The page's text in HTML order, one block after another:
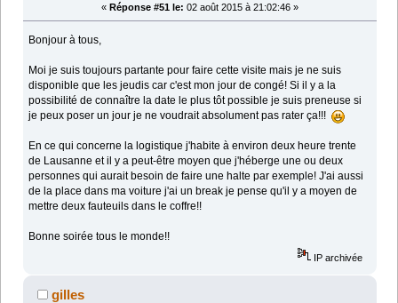
« Réponse #51 le: 02 août 2015 à 21:02:46 »
Bonjour à tous,
Moi je suis toujours partante pour faire cette visite mais je ne suis
disponible que les jeudis car c'est mon jour de congé! Si il y a la
possibilité de connaître la date le plus tôt possible je suis preneuse si
je peux poser un jour je ne voudrait absolument pas rater ça!!!
En ce qui concerne la logistique j'habite à environ deux heure trente
de Lausanne et il y a peut-être moyen que j'héberge une ou deux
personnes qui aurait besoin de faire une halte par exemple! J'ai aussi
de la place dans ma voiture j'ai un break je pense qu'il y a moyen de
mettre deux fauteuils dans le coffre!!
Bonne soirée tous le monde!!
IP archivée
gilles